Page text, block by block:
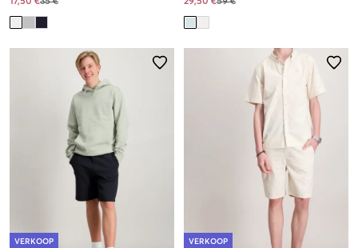
VERKOOP VERKOOP